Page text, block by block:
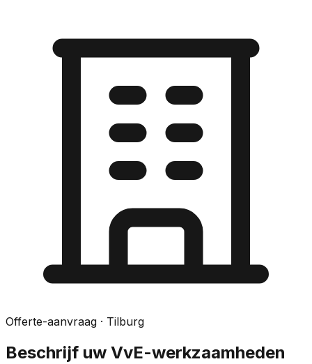
Offerte-aanvraag · Tilburg
Beschrijf uw VvE-werkzaamheden